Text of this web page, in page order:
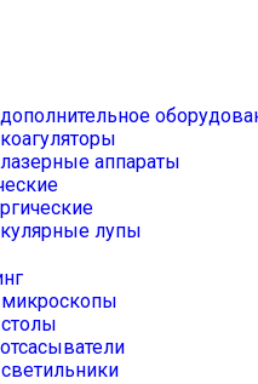
аппараты
лупы